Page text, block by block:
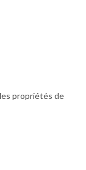
propriétés de